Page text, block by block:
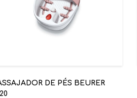
DE PÉS BEURER